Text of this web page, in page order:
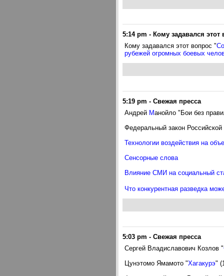
5:14 pm - Кому задавался этот
Кому задавался этот вопрос "
рубежей огромных боевых
5:19 pm - Свежая пресса
Андрей Манойло "Бои без
Федеральный закон
Технологии воздействия на
Сенсорные слова
Влияние СМИ на социальный
Что конкурентная разведка
5:03 pm - Свежая пресса
Сергей Владиславович Козлов "
Цунэтомо Ямамото "Хагакурэ"